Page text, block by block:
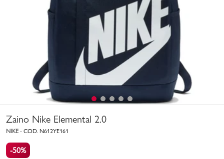
Bambino
Valigie
Zaino Nike Elemental 2.0
NIKE - COD. N612YE161
-50%